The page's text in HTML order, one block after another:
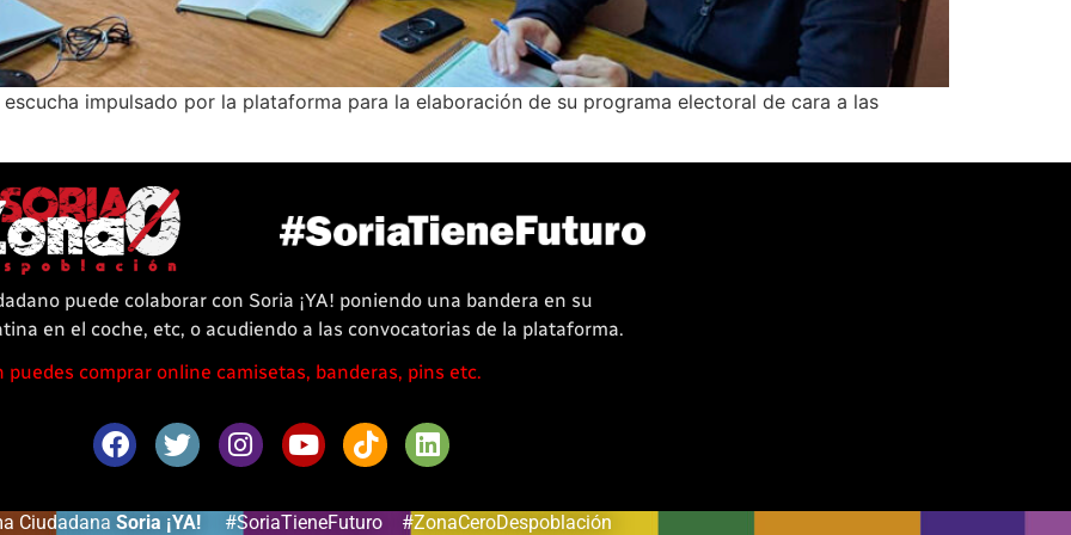
impulsado por la plataforma para la elaboración de su programa electoral de cara a las
puede colaborar con Soria ¡YA! poniendo una bandera en su
en el coche, etc, o acudiendo a las convocatorias de la plataforma.
puedes comprar online camisetas, banderas, pins etc.
Ciudadana Soria ¡YA! #SoriaTieneFuturo #ZonaCeroDespoblación